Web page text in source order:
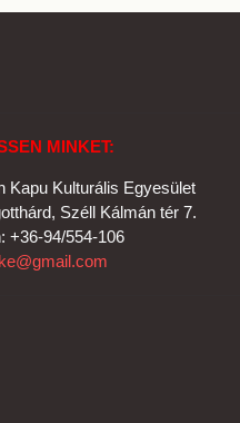
MINKET:
Kapu Kulturális Egyesület
Széll Kálmán tér 7.
+36-94/554-106